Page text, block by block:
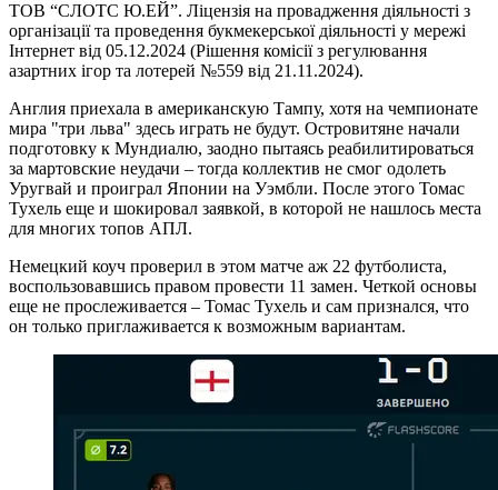
ТОВ “СЛОТС Ю.ЕЙ”. Ліцензія на провадження діяльності з
організації та проведення букмекерської діяльності у мережі
Інтернет від 05.12.2024 (Рішення комісії з регулювання
азартних ігор та лотерей №559 від 21.11.2024).
Англия приехала в американскую Тампу, хотя на чемпионате
мира "три льва" здесь играть не будут. Островитяне начали
подготовку к Мундиалю, заодно пытаясь реабилитироваться
за мартовские неудачи – тогда коллектив не смог одолеть
Уругвай и проиграл Японии на Уэмбли. После этого Томас
Тухель еще и шокировал заявкой, в которой не нашлось места
для многих топов АПЛ.
Немецкий коуч проверил в этом матче аж 22 футболиста,
воспользовавшись правом провести 11 замен. Четкой основы
еще не прослеживается – Томас Тухель и сам признался, что
он только приглаживается к возможным вариантам.